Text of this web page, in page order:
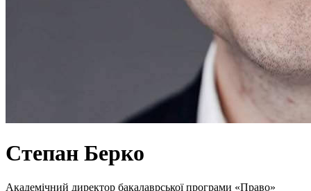
Степан Берко
Академічний директор бакалаврської програми «Право»